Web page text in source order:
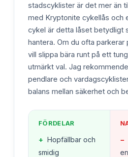
stadscyklister är det mer än
med Kryptonite cykellås och
cykel är detta låset betydligt
hantera. Om du ofta parkerar
vill slippa bära runt på ett
utmärkt val. Jag
pendlare och
balans mellan säkerhet och
FÖRDELAR
+ Hopfällbar och
smidig
−